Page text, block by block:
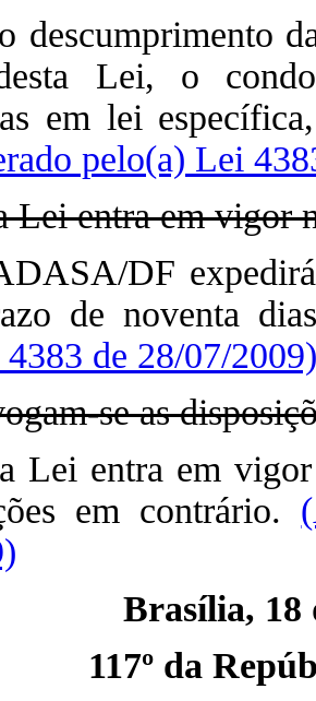
descumprimento
Lei, o
em lei
pelo(a) Lei
Lei entra em vigor
DF expedirá
de noventa
de 28/07/2009)
se as
Lei entra em
em contrário.
Brasília, 18
117º da